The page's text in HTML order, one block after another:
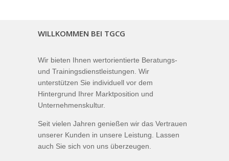
WILLKOMMEN BEI TGCG
Wir bieten Ihnen wertorientierte Beratungs-
und Trainingsdienstleistungen. Wir
unterstützen Sie individuell vor dem
Hintergrund Ihrer Marktposition und
Unternehmenskultur.
Seit vielen Jahren genießen wir das Vertrauen
unserer Kunden in unsere Leistung. Lassen
auch Sie sich von uns überzeugen.